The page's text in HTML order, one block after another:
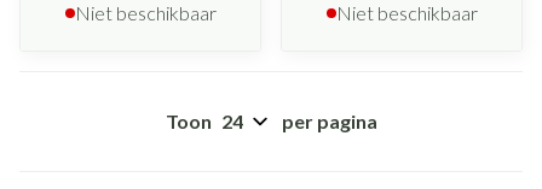
Niet beschikbaar Niet beschikbaar
Toon per pagina